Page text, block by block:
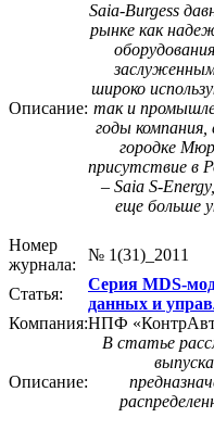
Описание:
Saia-Burgess
рынке как
широко
так и
годы
городке
присутствие в
– Saia S-
еще больше
Номер
журнала:
№ 1(31)_2011
Статья:
Серия MDS-
данных и
Компания:НПФ
Описание:
В статье